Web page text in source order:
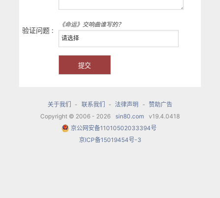
验证问题 :
《命运》交响曲谁写的？
关于我们 - 联系我们 - 法律声明 - 赞助广告
Copyright © 2006 - 2026
sin80.com
v19.4.0418
京公网安备11010502033394号
京ICP备15019454号-3